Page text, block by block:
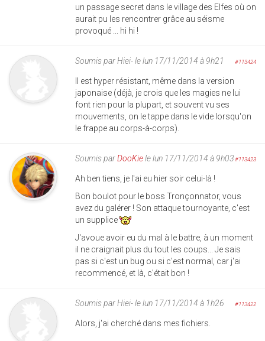
un passage secret dans le village des Elfes où on
aurait pu les rencontrer grâce au séisme
provoqué ... hi hi !
Soumis parHiei-le lun 17/11/2014 à 9h21 #113424
Il est hyper résistant, même dans la version
japonaise (déjà, je crois que les magies ne lui
font rien pour la plupart, et souvent vu ses
mouvements, on le tappe dans le vide lorsqu'on
le frappe au corps-à-corps).
Soumis parDooKiele lun 17/11/2014 à 9h03#113423
Ah ben tiens, je l'ai eu hier soir celui-là !
Bon boulot pour le boss Tronçonnator, vous
avez du galérer ! Son attaque tournoyante, c'est
un supplice
J'avoue avoir eu du mal à le battre, à un moment
il ne craignait plus du tout les coups... Je sais
pas si c'est un bug ou si c'est normal, car j'ai
recommencé, et là, c'était bon !
Soumis parHiei-le lun 17/11/2014 à 1h26 #113422
Alors, j'ai cherché dans mes fichiers.